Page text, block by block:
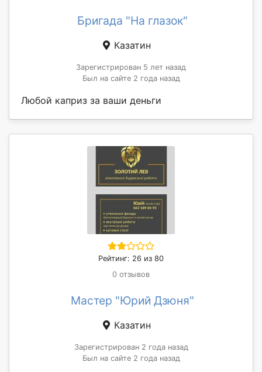
Бригада "На глазок"
Казатин
Зарегистрирован 5 лет назад
Был на сайте 2 года назад
Любой каприз за ваши деньги
Рейтинг: 26 из 80
0 отзывов
Мастер "Юрий Дзюня"
Казатин
Зарегистрирован 2 года назад
Был на сайте 2 года назад